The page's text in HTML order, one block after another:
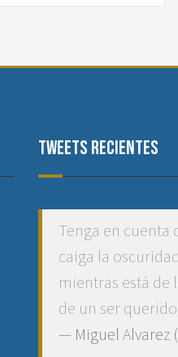
Tweets recientes
Tenga en cuenta
caiga la
mientras está de
de un ser
— Miguel Alvarez